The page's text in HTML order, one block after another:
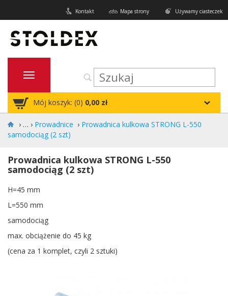
Używamy ciasteczek
Mapa strony
Kontakt
Mój koszyk: (0) 0,00 zł
› Prowadnice › Prowadnica kulkowa STRONG L-550
samodociąg (2 szt)
Prowadnica kulkowa STRONG L-550
samodociąg (2 szt)
H=45 mm
L=550 mm
samodociąg
max. obciążenie do 45 kg
(cena za 1 komplet, czyli 2 sztuki)